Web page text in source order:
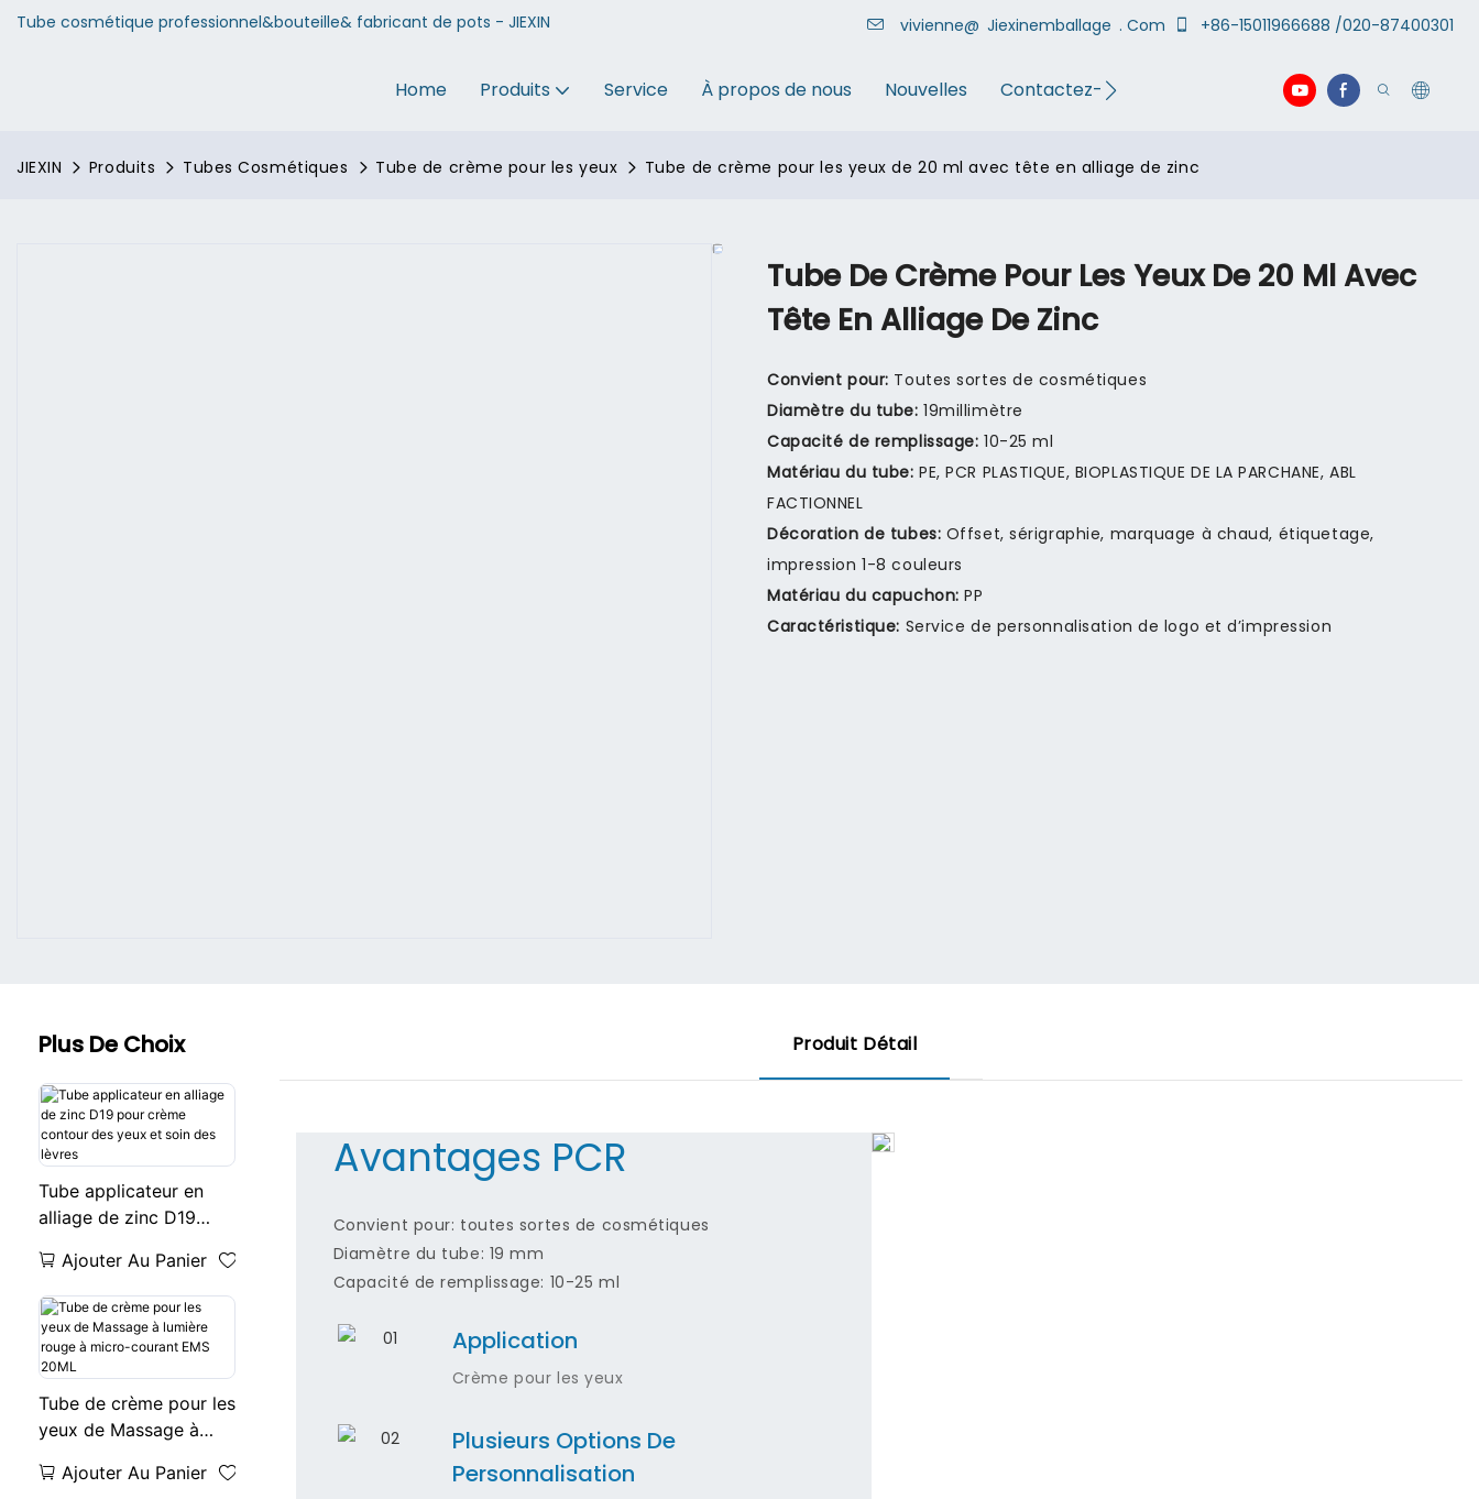
Tube cosmétique professionnel&bouteille& fabricant de pots - JIEXIN vivienne@ Jiexinemballage . Com +86-15011966688 /020-87400301
Home Produits Service À propos de nous Nouvelles Contactez-nous
JIEXIN Produits Tubes Cosmétiques Tube de crème pour les yeux Tube de crème pour les yeux de 20 ml avec tête en alliage de zinc
Tube De Crème Pour Les Yeux De 20 Ml Avec
Tête En Alliage De Zinc
Convient pour: Toutes sortes de cosmétiques
Diamètre du tube:19millimètre
Capacité de remplissage: 10-25 ml
Matériau du tube:PE, PCR PLASTIQUE, BIOPLASTIQUE DE LA PARCHANE, ABL
FACTIONNEL
Décoration de tubes: Offset, sérigraphie, marquage à chaud, étiquetage,
impression 1-8 couleurs
Matériau du capuchon:PP
Caractéristique: Service de personnalisation de logo et d’impression
Produit Détail
Avantages PCR
Convient pour: toutes sortes de cosmétiques
Diamètre du tube: 19 mm
Capacité de remplissage: 10-25 ml
Application
Crème pour les yeux
Plusieurs Options De
Personnalisation
Plus De Choix
Tube applicateur en
alliage de zinc D19
des yeux et soin des
lèvres
Ajouter Au Panier
Tube de crème pour les
yeux de Massage à
courant EMS 20ML
Ajouter Au Panier